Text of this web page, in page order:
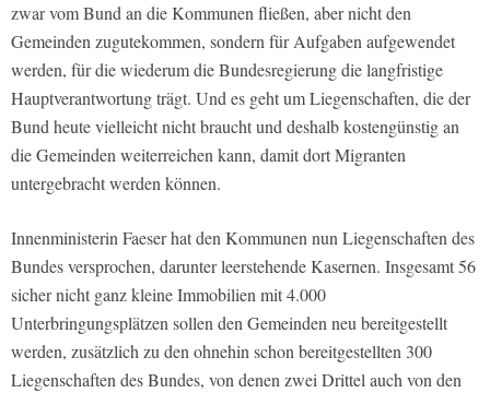
zwar vom Bund an die Kommunen fließen, aber nicht den
Gemeinden zugutekommen, sondern für Aufgaben aufgewendet
werden, für die wiederum die Bundesregierung die langfristige
Hauptverantwortung trägt. Und es geht um Liegenschaften, die der
Bund heute vielleicht nicht braucht und deshalb kostengünstig an
die Gemeinden weiterreichen kann, damit dort Migranten
untergebracht werden können.
Innenministerin Faeser hat den Kommunen nun Liegenschaften des
Bundes versprochen, darunter leerstehende Kasernen. Insgesamt 56
sicher nicht ganz kleine Immobilien mit 4.000
Unterbringungsplätzen sollen den Gemeinden neu bereitgestellt
werden, zusätzlich zu den ohnehin schon bereitgestellten 300
Liegenschaften des Bundes, von denen zwei Drittel auch von den